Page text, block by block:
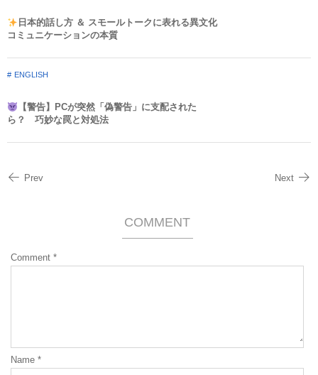
日本的話し方 ＆ スモールトークに表れる異文化
コミュニケーションの本質
ENGLISH
【警告】PCが突然「偽警告」に支配された
ら？ 巧妙な罠と対処法
Prev Next
COMMENT
Comment *
Name *